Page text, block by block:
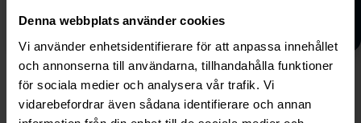
Denna webbplats använder cookies
Vi använder enhetsidentifierare för att anpassa innehållet
och annonserna till användarna, tillhandahålla funktioner
för sociala medier och analysera vår trafik. Vi
vidarebefordrar även sådana identifierare och annan
Kolla in säsongens nyheter
här!
Visa alla